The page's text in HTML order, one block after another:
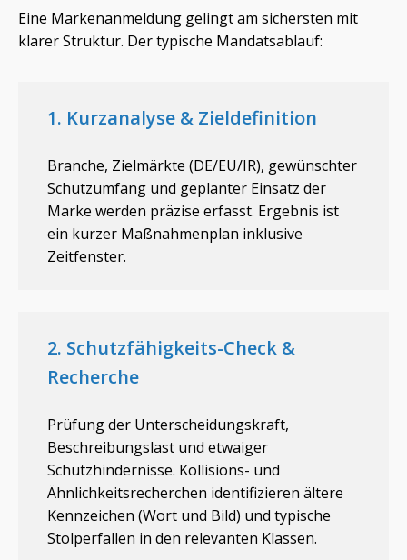
Eine Markenanmeldung gelingt am sichersten mit
klarer Struktur. Der typische Mandatsablauf:
1. Kurzanalyse & Zieldefinition
Branche, Zielmärkte (DE/EU/IR), gewünschter
Schutzumfang und geplanter Einsatz der
Marke werden präzise erfasst. Ergebnis ist
ein kurzer Maßnahmenplan inklusive
Zeitfenster.
2. Schutzfähigkeits-Check &
Recherche
Prüfung der Unterscheidungskraft,
Beschreibungslast und etwaiger
Schutzhindernisse. Kollisions- und
Ähnlichkeitsrecherchen identifizieren ältere
Kennzeichen (Wort und Bild) und typische
Stolperfallen in den relevanten Klassen.